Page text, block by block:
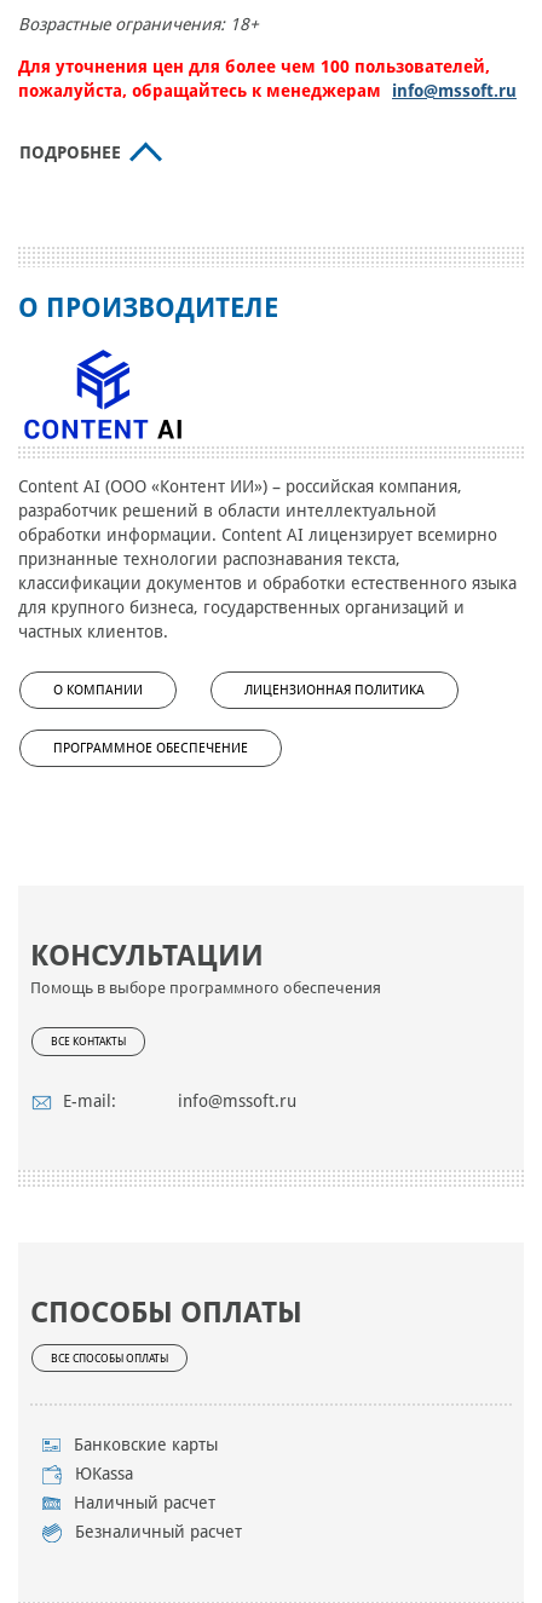
КОНСУЛЬТАЦИИ
Помощь в выборе программного обеспечения
ВСЕ КОНТАКТЫ
E-mail: info@mssoft.ru
СПОСОБЫ ОПЛАТЫ
ВСЕ СПОСОБЫ ОПЛАТЫ
Банковские карты
ЮKassa
Наличный расчет
Безналичный расчет
Возрастные ограничения: 18+
Для уточнения цен для более чем 100 пользователей,
пожалуйста, обращайтесь к менеджерам
info@mssoft.ru
ПОДРОБНЕЕ
О ПРОИЗВОДИТЕЛЕ
Content AI (ООО «Контент ИИ») – российская компания,
разработчик решений в области интеллектуальной
обработки информации. Content AI лицензирует всемирно
признанные технологии распознавания текста,
классификации документов и обработки естественного языка
для крупного бизнеса, государственных организаций и
частных клиентов.
О КОМПАНИИ ЛИЦЕНЗИОННАЯ ПОЛИТИКА
ПРОГРАММНОЕ ОБЕСПЕЧЕНИЕ